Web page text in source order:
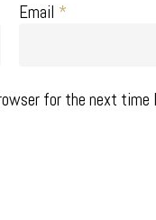
Email *
for the next time